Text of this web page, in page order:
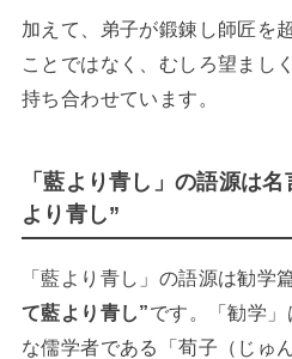
加えて、弟子が鍛錬し師匠を
ことではなく、むしろ望まし
持ち合わせています。
「藍より青し」の語源は
より青し”
「藍より青し」の語源は勧学
て藍より青し”です。「勧学
な儒学者である「荀子（じゅ